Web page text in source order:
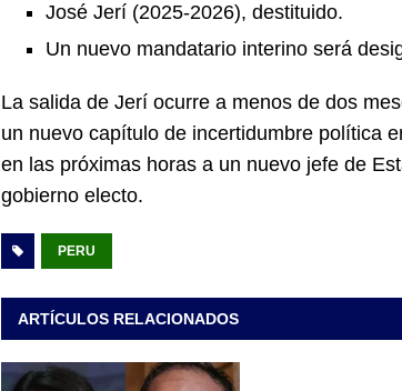
José Jerí (2025-2026), destituido.
Un nuevo mandatario interino será
La salida de Jerí ocurre a menos de dos
un nuevo capítulo de incertidumbre política
en las próximas horas a un nuevo jefe de
gobierno electo.
PERU
ARTÍCULOS RELACIONADOS